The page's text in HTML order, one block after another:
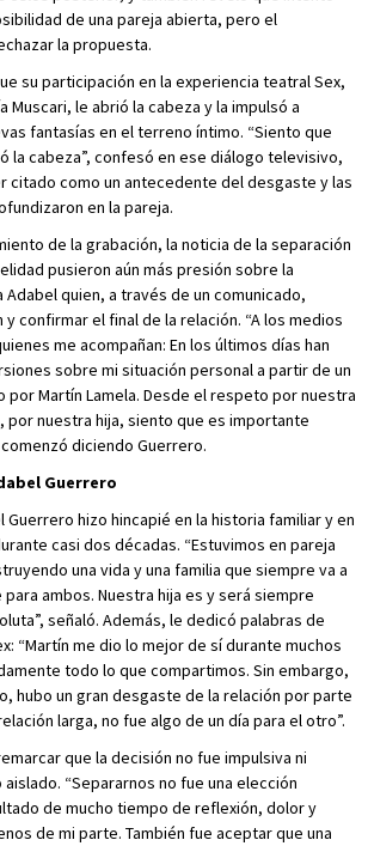
de una pareja abierta, pero el
la propuesta.
su participación en la experiencia teatral Sex,
Muscari, le abrió la cabeza y la impulsó a
fantasías en el terreno íntimo. “Siento que
la cabeza”, confesó en ese diálogo televisivo,
citado como un antecedente del desgaste y las
en la pareja.
de la grabación, la noticia de la separación
pusieron aún más presión sobre la
Adabel quien, a través de un comunicado,
confirmar el final de la relación. “A los medios
me acompañan: En los últimos días han
sobre mi situación personal a partir de un
por Martín Lamela. Desde el respeto por nuestra
nuestra hija, siento que es importante
diciendo Guerrero.
Guerrero
Guerrero hizo hincapié en la historia familiar y en
casi dos décadas. “Estuvimos en pareja
una vida y una familia que siempre va a
ambos. Nuestra hija es y será siempre
señaló. Además, le dedicó palabras de
“Martín me dio lo mejor de sí durante muchos
todo lo que compartimos. Sin embargo,
hubo un gran desgaste de la relación por parte
larga, no fue algo de un día para el otro”.
que la decisión no fue impulsiva ni
“Separarnos no fue una elección
de mucho tiempo de reflexión, dolor y
de mi parte. También fue aceptar que una